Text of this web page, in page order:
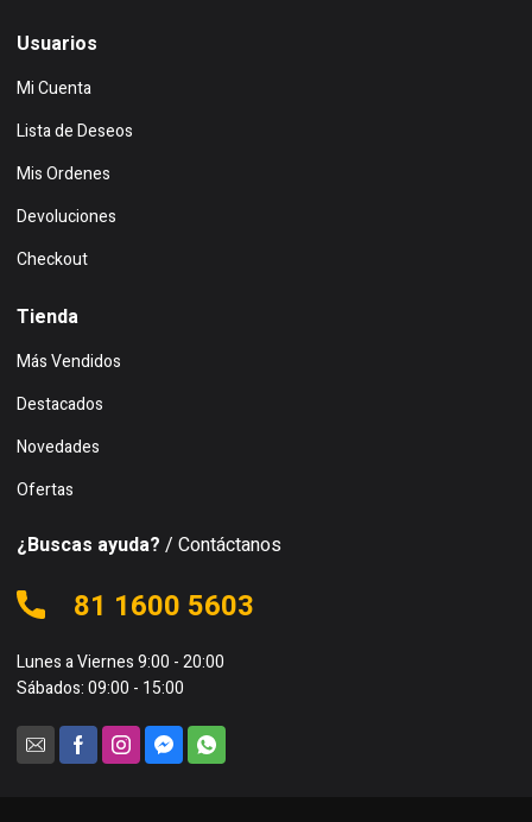
Usuarios
Mi Cuenta
Lista de Deseos
Mis Ordenes
Devoluciones
Checkout
Tienda
Más Vendidos
Destacados
Novedades
Ofertas
¿Buscas ayuda? / Contáctanos
81 1600 5603
Lunes a Viernes 9:00 - 20:00
Sábados: 09:00 - 15:00